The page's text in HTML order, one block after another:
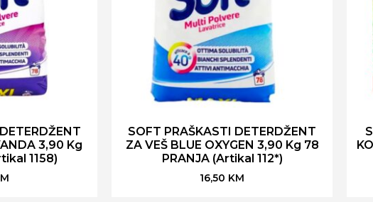
3,90 Kg
1158)
SOFT PRAŠKASTI DETERDŽENT
ZA VEŠ BLUE OXYGEN 3,90 Kg 78
PRANJA (Artikal 112*)
16,50 KM